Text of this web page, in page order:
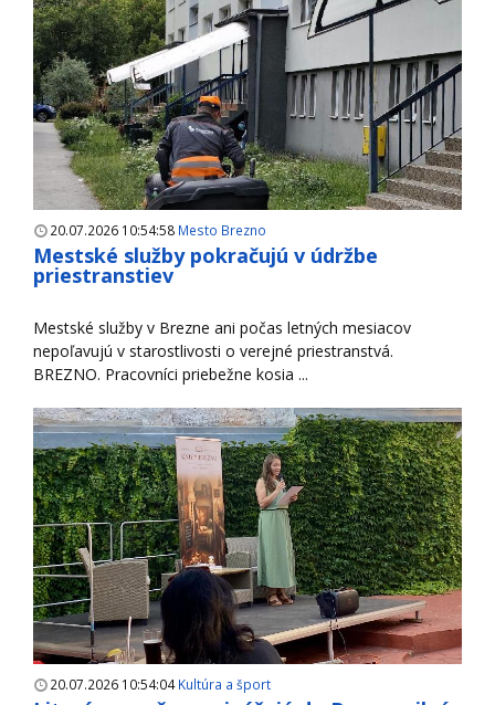
20.07.2026 10:54:58 Mesto Brezno
Mestské služby pokračujú v údržbe
priestranstiev
Mestské služby v Brezne ani počas letných mesiacov
nepoľavujú v starostlivosti o verejné priestranstvá.
BREZNO. Pracovníci priebežne kosia ...
20.07.2026 10:54:04Kultúra a šport